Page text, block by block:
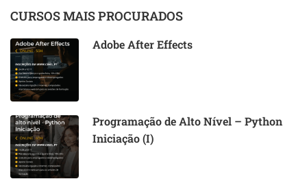
CURSOS MAIS PROCURADOS
Adobe After Effects
Programação de Alto Nível – Python
Iniciação (I)